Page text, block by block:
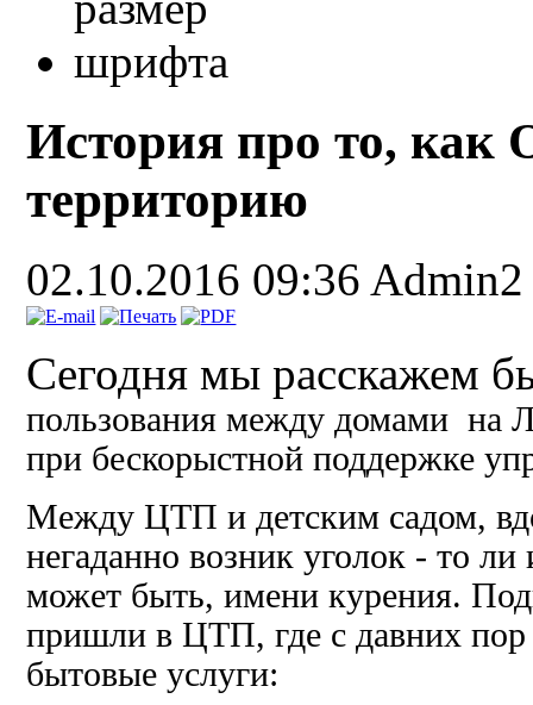
История про то, как
территорию
02.10.2016 09:36 Admin2
Сегодня мы расскажем
пользованиямежду домами на
при бескорыстнойподдержке
Между ЦТП и детским садом,
негаданно возник уголок - то
может быть, имени курения.
пришли в ЦТП, где с давних
бытовые услуги: